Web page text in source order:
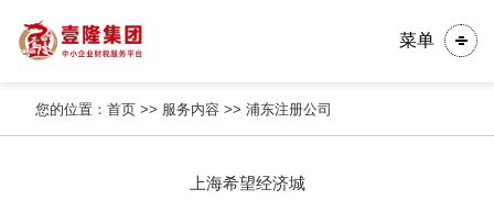
菜单
您的位置：首页 >> 服务内容 >>浦东注册公司
上海希望经济城